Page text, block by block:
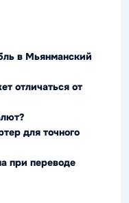
в Мьянманский
отличаться от
для точного
при переводе